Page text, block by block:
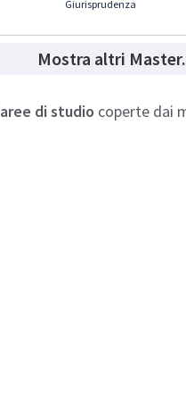
Giurisprudenza
Mostra altri
aree di studio coperte dai